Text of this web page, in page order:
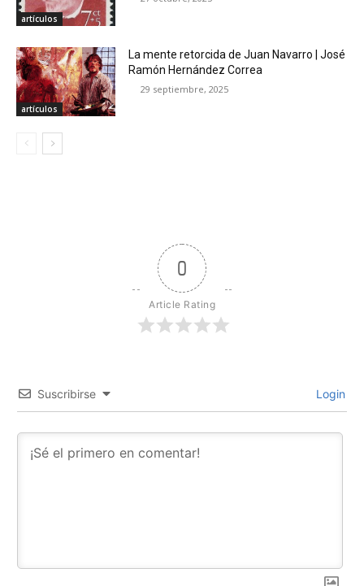
artículos
artículos
La mente retorcida de Juan Navarro | José
Ramón Hernández Correa
29 septiembre, 2025
0
Article Rating
Suscribirse Login